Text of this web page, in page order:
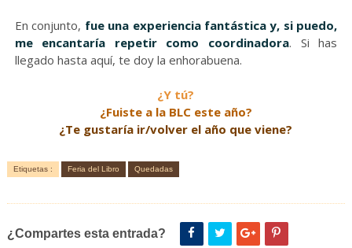
En conjunto, fue una experiencia fantástica y, si puedo,
me encantaría repetir como coordinadora. Si has
llegado hasta aquí, te doy la enhorabuena.
¿Y tú?
¿Fuiste a la BLC este año?
¿Te gustaría ir/volver el año que viene?
Etiquetas : Feria del Libro Quedadas
¿Compartes esta entrada?